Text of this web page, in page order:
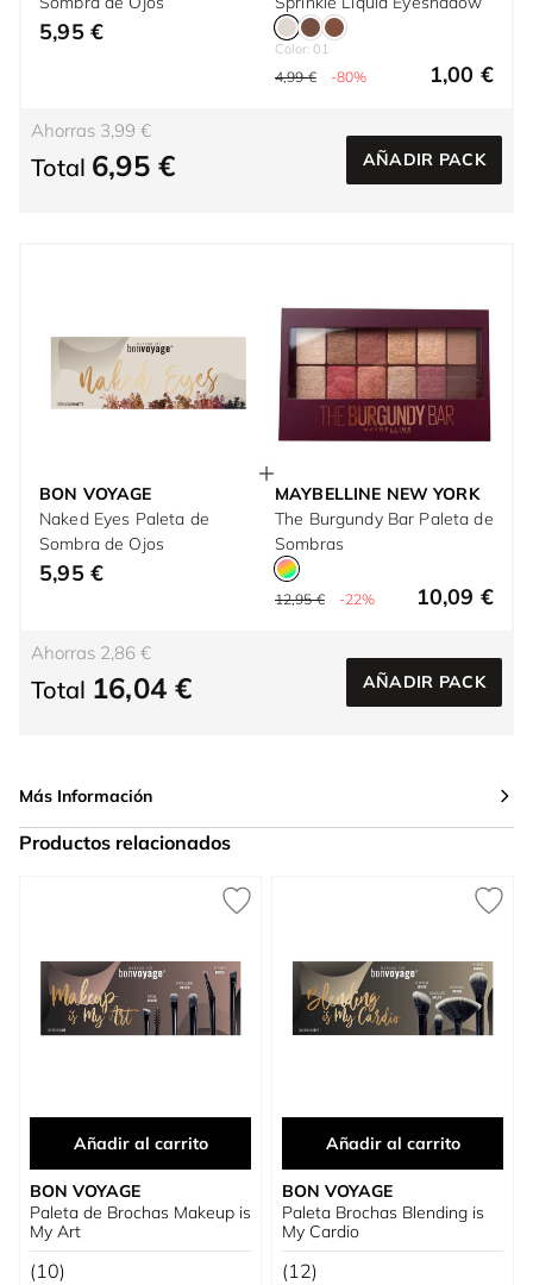
5,95 €
Color: 01
4,99 € -80% 1,00 €
Ahorras 3,99 €
Total 6,95 € AÑADIR PACK
BON VOYAGE
Naked Eyes Paleta de
Sombra de Ojos
5,95 €
MAYBELLINE NEW YORK
The Burgundy Bar Paleta de
Sombras
12,95 € -22% 10,09 €
Ahorras 2,86 €
Total 16,04 € AÑADIR PACK
Más Información
Productos relacionados
Añadir al carrito
BON VOYAGE
Paleta de Brochas Makeup is
My Art
(10)
Añadir al carrito
BON VOYAGE
Paleta Brochas Blending is
My Cardio
(12)